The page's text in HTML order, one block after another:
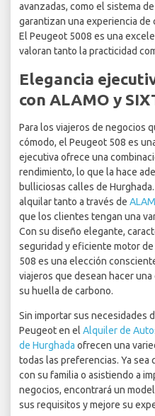
avanzadas, como el sistema
garantizan una experiencia de
El Peugeot 5008 es una
valoran tanto la practicidad
Elegancia
con ALAMO y
Para los viajeros de negocios
cómodo, el Peugeot 508 es
ejecutiva ofrece una
rendimiento, lo que la hace
bulliciosas calles de
alquilar tanto a través de
que los clientes tengan una
Con su diseño elegante,
seguridad y eficiente motor
508 es una elección
viajeros que desean hacer
su huella de carbono.
Sin importar sus necesidades
Peugeot en el Alquiler de
de Hurghada ofrecen una
todas las preferencias. Ya sea
con su familia o asistiendo a
negocios, encontrará un
sus requisitos y mejore su